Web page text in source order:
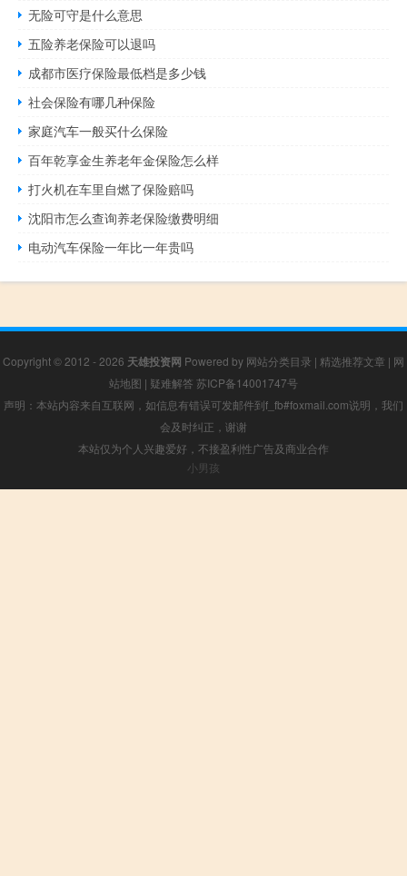
无险可守是什么意思
五险养老保险可以退吗
成都市医疗保险最低档是多少钱
社会保险有哪几种保险
家庭汽车一般买什么保险
百年乾享金生养老年金保险怎么样
打火机在车里自燃了保险赔吗
沈阳市怎么查询养老保险缴费明细
电动汽车保险一年比一年贵吗
Copyright © 2012 - 2026 天雄投资网 Powered by 网站分类目录 | 精选推荐文章 | 网
站地图 | 疑难解答 苏ICP备14001747号
声明：本站内容来自互联网，如信息有错误可发邮件到f_fb#foxmail.com说明，我们
会及时纠正，谢谢
本站仅为个人兴趣爱好，不接盈利性广告及商业合作
小男孩